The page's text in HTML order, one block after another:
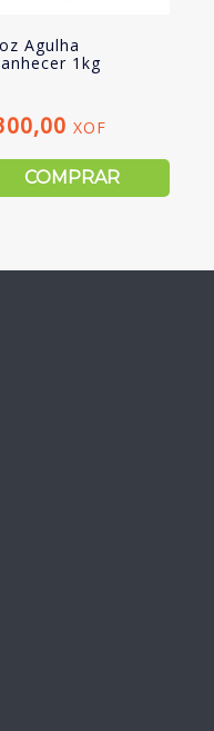
Agulha
1kg
XOF
COMPRAR